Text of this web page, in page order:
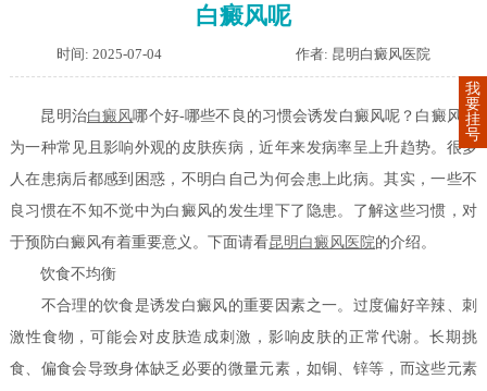
白癜风呢
时间: 2025-07-04 作者: 昆明白癜风医院
昆明治白癜风哪个好-哪些不良的习惯会诱发白癜风呢？白癜风作
为一种常见且影响外观的皮肤疾病，近年来发病率呈上升趋势。很多
人在患病后都感到困惑，不明白自己为何会患上此病。其实，一些不
良习惯在不知不觉中为白癜风的发生埋下了隐患。了解这些习惯，对
于预防白癜风有着重要意义。下面请看昆明白癜风医院的介绍。
饮食不均衡
不合理的饮食是诱发白癜风的重要因素之一。过度偏好辛辣、刺
激性食物，可能会对皮肤造成刺激，影响皮肤的正常代谢。长期挑
食、偏食会导致身体缺乏必要的微量元素，如铜、锌等，而这些元素
我
要
挂
号